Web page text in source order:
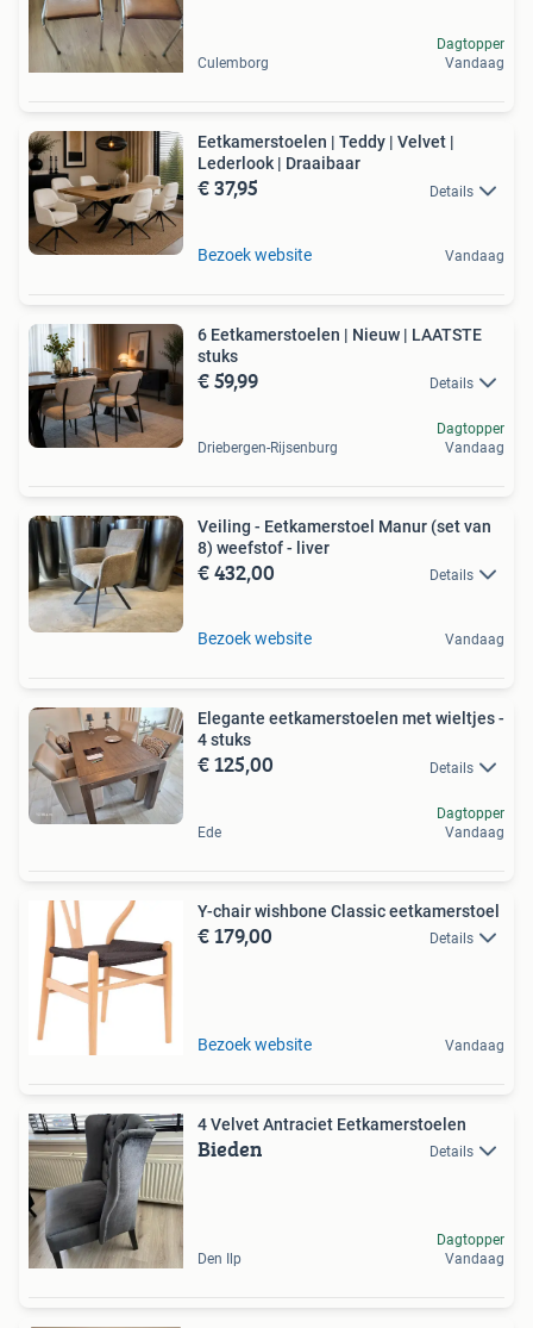
Culemborg
Dagtopper
Vandaag
Eetkamerstoelen | Teddy | Velvet |
Lederlook | Draaibaar
€ 37,95 Details
Bezoek website Vandaag
6 Eetkamerstoelen | Nieuw | LAATSTE
stuks
€ 59,99 Details
Driebergen-Rijsenburg
Dagtopper
Vandaag
Veiling - Eetkamerstoel Manur (set van
8) weefstof - liver
€ 432,00 Details
Bezoek website Vandaag
Elegante eetkamerstoelen met wieltjes -
4 stuks
€ 125,00 Details
Ede
Dagtopper
Vandaag
Y-chair wishbone Classic eetkamerstoel
€ 179,00 Details
Bezoek website Vandaag
4 Velvet Antraciet Eetkamerstoelen
Bieden Details
Den Ilp
Dagtopper
Vandaag